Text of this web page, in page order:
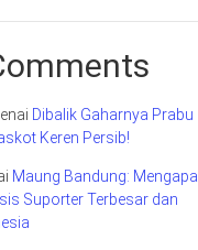
Dibalik Gaharnya Prabu
Keren Persib!
Maung Bandung: Mengapa
Suporter Terbesar dan